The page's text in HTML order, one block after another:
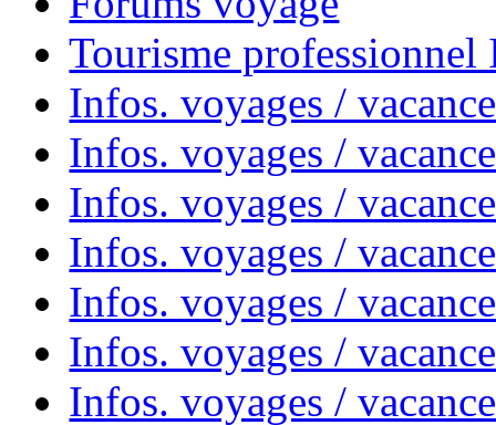
Tourisme
Infos. voyages /
Infos. voyages /
Infos. voyages /
Infos. voyages /
Infos. voyages /
Infos. voyages /
Infos. voyages /